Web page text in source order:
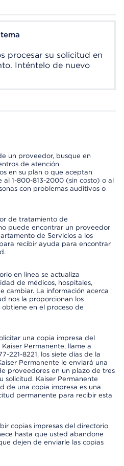
procesar su solicitud en
Inténtelo de nuevo
un proveedor, busque en
de atención
en su plan o que aceptan
al 1-800-813-2000 (sin costo) o al
con problemas auditivos o
de tratamiento de
puede encontrar un proveedor
de Servicios a los
recibir ayuda para encontrar
en línea se actualiza
de médicos, hospitales,
cambiar. La información acerca
nos la proporcionan los
en el proceso de
una copia impresa del
Permanente, llame a
221-8221, los siete días de la
Permanente le enviará una
proveedores en un plazo de tres
solicitud. Kaiser Permanente
de una copia impresa es una
permanente para recibir esta
copias impresas del directorio
hasta que usted abandone
dejen de enviarle las copias